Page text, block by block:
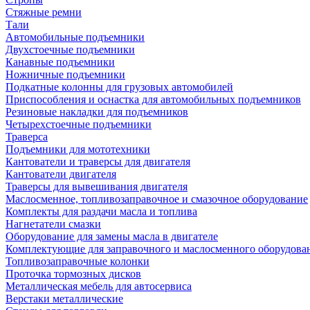
Стяжные ремни
Тали
Автомобильные подъемники
Двухстоечные подъемники
Канавные подъемники
Ножничные подъемники
Подкатные колонны для грузовых автомобилей
Приспособления и оснастка для автомобильных подъемников
Резиновые накладки для подъемников
Четырехстоечные подъемники
Траверса
Подъемники для мототехники
Кантователи и траверсы для двигателя
Кантователи двигателя
Траверсы для вывешивания двигателя
Маслосменное, топливозаправочное и смазочное оборудование
Комплекты для раздачи масла и топлива
Нагнетатели смазки
Оборудование для замены масла в двигателе
Комплектующие для заправочного и маслосменного
Топливозаправочные колонки
Проточка тормозных дисков
Металлическая мебель для автосервиса
Верстаки металлические